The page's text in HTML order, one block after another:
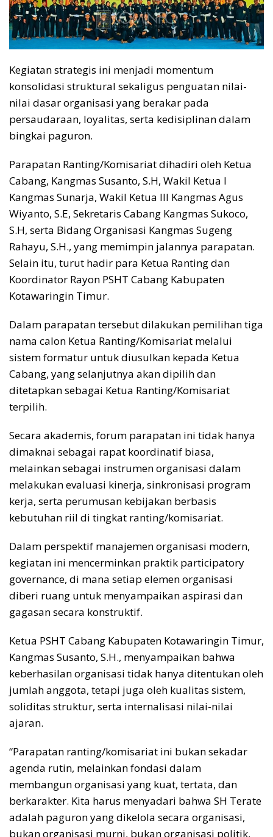
Kegiatan strategis ini menjadi momentum
konsolidasi struktural sekaligus penguatan nilai-
nilai dasar organisasi yang berakar pada
persaudaraan, loyalitas, serta kedisiplinan dalam
bingkai paguron.
Parapatan Ranting/Komisariat dihadiri oleh Ketua
Cabang, Kangmas Susanto, S.H, Wakil Ketua I
Kangmas Sunarja, Wakil Ketua III Kangmas Agus
Wiyanto, S.E, Sekretaris Cabang Kangmas Sukoco,
S.H, serta Bidang Organisasi Kangmas Sugeng
Rahayu, S.H., yang memimpin jalannya parapatan.
Selain itu, turut hadir para Ketua Ranting dan
Koordinator Rayon PSHT Cabang Kabupaten
Kotawaringin Timur.
Dalam parapatan tersebut dilakukan pemilihan tiga
nama calon Ketua Ranting/Komisariat melalui
sistem formatur untuk diusulkan kepada Ketua
Cabang, yang selanjutnya akan dipilih dan
ditetapkan sebagai Ketua Ranting/Komisariat
terpilih.
Secara akademis, forum parapatan ini tidak hanya
dimaknai sebagai rapat koordinatif biasa,
melainkan sebagai instrumen organisasi dalam
melakukan evaluasi kinerja, sinkronisasi program
kerja, serta perumusan kebijakan berbasis
kebutuhan riil di tingkat ranting/komisariat.
Dalam perspektif manajemen organisasi modern,
kegiatan ini mencerminkan praktik participatory
governance, di mana setiap elemen organisasi
diberi ruang untuk menyampaikan aspirasi dan
gagasan secara konstruktif.
Ketua PSHT Cabang Kabupaten Kotawaringin Timur,
Kangmas Susanto, S.H., menyampaikan bahwa
keberhasilan organisasi tidak hanya ditentukan oleh
jumlah anggota, tetapi juga oleh kualitas sistem,
soliditas struktur, serta internalisasi nilai-nilai
ajaran.
“Parapatan ranting/komisariat ini bukan sekadar
agenda rutin, melainkan fondasi dalam
membangun organisasi yang kuat, tertata, dan
berkarakter. Kita harus menyadari bahwa SH Terate
adalah paguron yang dikelola secara organisasi,
bukan organisasi murni, bukan organisasi politik,